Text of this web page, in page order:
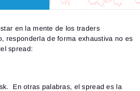
en la mente de los traders
responderla de forma exhaustiva no es
spread:
En otras palabras, el spread es la